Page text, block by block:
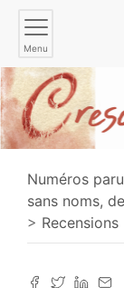
Menu
Numéros
sans noms,
Recensions